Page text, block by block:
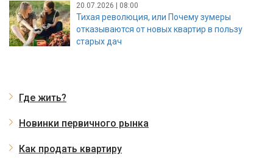
20.07.2026 | 08:00
Тихая революция, или Почему зумеры
отказываются от новых квартир в пользу
старых дач
Где жить?
Новинки первичного рынка
Как продать квартиру